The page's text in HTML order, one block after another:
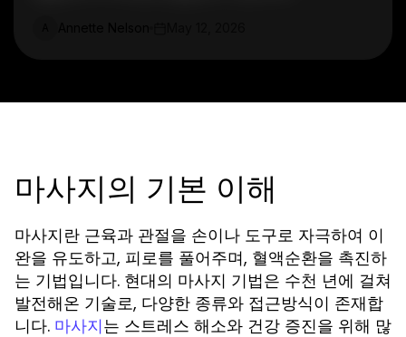
마사지의 기본 이해
마사지란 근육과 관절을 손이나 도구로 자극하여 이
완을 유도하고, 피로를 풀어주며, 혈액순환을 촉진하
는 기법입니다. 현대의 마사지 기법은 수천 년에 걸쳐
발전해온 기술로, 다양한 종류와 접근방식이 존재합
니다. 마사지는 스트레스 해소와 건강 증진을 위해 많